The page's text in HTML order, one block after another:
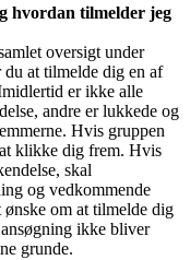
hvordan tilmelder jeg
oversigt under
at tilmelde dig en af
er ikke alle
andre er lukkede og
Hvis gruppen
klikke dig frem. Hvis
skal
og vedkommende
ønske om at tilmelde dig
ikke bliver
grunde.